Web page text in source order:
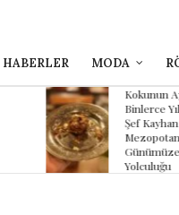
HABERLER MODA
Kokunun
Binlerce
Şef
Yolculuğu